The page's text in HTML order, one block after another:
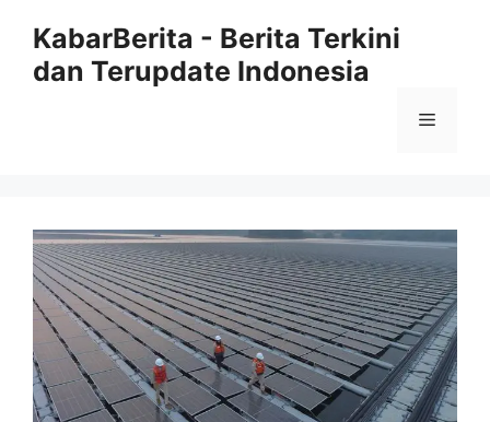
KabarBerita - Berita Terkini
dan Terupdate Indonesia
Menu